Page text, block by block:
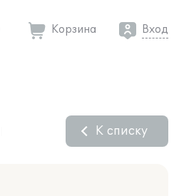
Корзина Вход
К списку